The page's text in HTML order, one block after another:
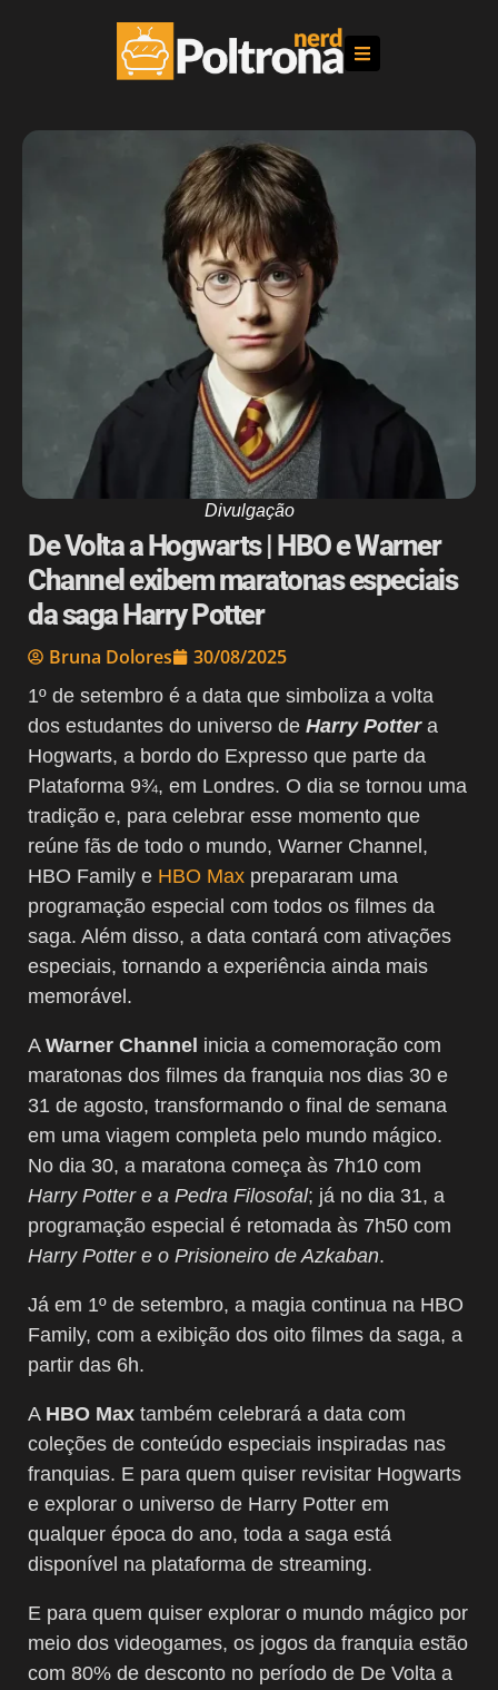
Divulgação
De Volta a Hogwarts | HBO e Warner
Channel exibem maratonas especiais
da saga Harry Potter
Bruna Dolores 30/08/2025
1º de setembro é a data que simboliza a volta
dos estudantes do universo de Harry Pottera
Hogwarts, a bordo do Expresso que parte da
Plataforma 9¾, em Londres. O dia se tornou uma
tradição e, para celebrar esse momento que
reúne fãs de todo o mundo, Warner Channel,
HBO Family e HBO Max prepararam uma
programação especial com todos os filmes da
saga. Além disso, a data contará com ativações
especiais, tornando a experiência ainda mais
memorável.
A Warner Channel inicia a comemoração com
maratonas dos filmes da franquia nos dias 30 e
31 de agosto, transformando o final de semana
em uma viagem completa pelo mundo mágico.
No dia 30, a maratona começa às 7h10 com
Harry Potter e a Pedra Filosofal; já no dia 31, a
programação especial é retomada às 7h50 com
Harry Potter e o Prisioneiro de Azkaban.
Já em 1º de setembro, a magia continua na HBO
Family, com a exibição dos oito filmes da saga, a
partir das 6h.
A HBO Max também celebrará a data com
coleções de conteúdo especiais inspiradas nas
franquias. E para quem quiser revisitar Hogwarts
e explorar o universo de Harry Potter em
qualquer época do ano, toda a saga está
disponível na plataforma de streaming.
E para quem quiser explorar o mundo mágico por
meio dos videogames, os jogos da franquia estão
com 80% de desconto no período de De Volta a